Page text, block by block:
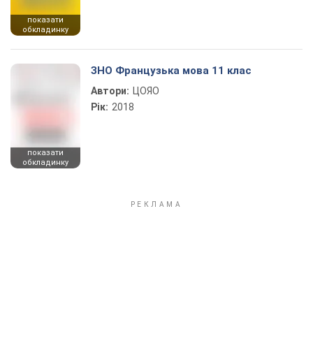
показати
обкладинку
показати
обкладинку
ЗНО Французька мова 11 клас
Автори: ЦОЯО
Рік: 2018